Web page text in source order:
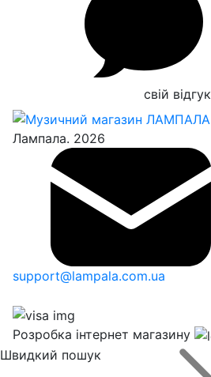
свій відгук
Лампала. 2026
support@lampala.com.ua
Розробка інтернет магазину
Швидкий пошук